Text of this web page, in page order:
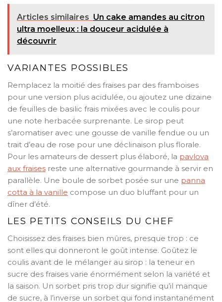
Articles similaires Un cake amandes au citron
ultra moelleux : la douceur acidulée à
découvrir
VARIANTES POSSIBLES
Remplacez la moitié des fraises par des framboises
pour une version plus acidulée, ou ajoutez une dizaine
de feuilles de basilic frais mixées avec le coulis pour
une note herbacée surprenante. Le sirop peut
s’aromatiser avec une gousse de vanille fendue ou un
trait d’eau de rose pour une déclinaison plus florale.
Pour les amateurs de dessert plus élaboré, la pavlova
aux fraises reste une alternative gourmande à servir en
parallèle. Une boule de sorbet posée sur une panna
cotta à la vanille compose un duo bluffant pour un
dîner d’été.
LES PETITS CONSEILS DU CHEF
Choisissez des fraises bien mûres, presque trop : ce
sont elles qui donneront le goût intense. Goûtez le
coulis avant de le mélanger au sirop : la teneur en
sucre des fraises varie énormément selon la variété et
la saison. Un sorbet pris trop dur signifie qu’il manque
de sucre, à l’inverse un sorbet qui fond instantanément